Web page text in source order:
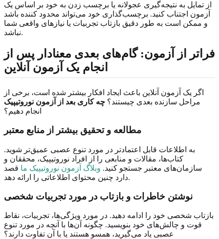
از تمایل به نتیجه‌گیری عجولانه یا برچسب زدن به خود بر اساس یک
آزمون اجتناب کنید. برچسب‌گذاری خود می‌تواند محدود کننده باشد
و ممکن است به طور دقیق بازتاب تجربیات یا نیازهای واقعی شما
نباشد.
فراتر از آزمون: گام‌های بعدی معنادار پس از
انجام یک آزمون آنلاین
اگر یک آزمون آنلاین باعث ایجاد افکار بیشتر شده است، برخی از
مراحل سازنده بعدی چیستند؟ چه کاری بعد از آزمون نوروتیپیک
انجام دهیم؟
مطالعه و تحقیق بیشتر از منابع معتبر
به اطلاعات قابل اعتمادتر در مورد تنوع عصبی عمیق‌تر شوید.
کتاب‌ها، مقالات و منابعی را از افراد نوروتیپیک، محققان و
سازمان‌های معتبر جستجو کنید. وبلاگ آزمون نوروتیپیک ما قصد
دارد چنین محتوای اطلاعاتی را ارائه دهد.
نوشتن خاطرات و بازتاب در مورد تجربیات شخصی
بازتاب شخصی خود را ادامه دهید. در مورد ویژگی‌ها، تجربیات، نقاط
قوت و چالش‌های خود بنویسید. چگونه آن‌ها با آنچه در مورد تنوع
عصبی یاد می‌گیرید، همسو هستند یا با آن تفاوت دارند؟